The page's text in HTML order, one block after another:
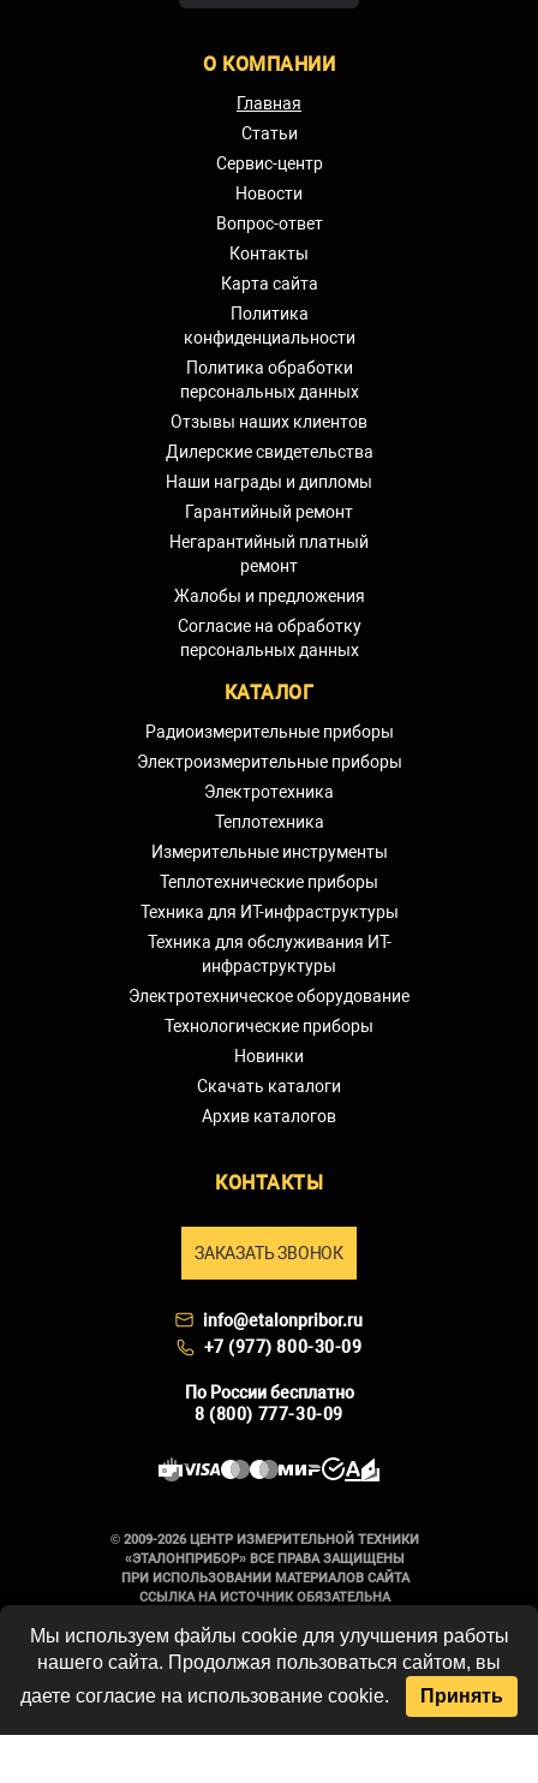
О КОМПАНИИ
Главная
Статьи
Сервис-центр
Новости
Вопрос-ответ
Контакты
Карта сайта
Политика
конфиденциальности
Политика обработки
персональных данных
Отзывы наших клиентов
Дилерские свидетельства
Наши награды и дипломы
Гарантийный ремонт
Негарантийный платный
ремонт
Жалобы и предложения
Согласие на обработку
персональных данных
КАТАЛОГ
Радиоизмерительные приборы
Электроизмерительные приборы
Электротехника
Теплотехника
Измерительные инструменты
Теплотехнические приборы
Техника для ИТ-инфраструктуры
Техника для обслуживания ИТ-
инфраструктуры
Электротехническое оборудование
Технологические приборы
Новинки
Скачать каталоги
Архив каталогов
КОНТАКТЫ
ЗАКАЗАТЬ ЗВОНОК
info@etalonpribor.ru
+7 (977) 800-30-09
По России бесплатно
8 (800) 777-30-09
© 2009-2026 ЦЕНТР ИЗМЕРИТЕЛЬНОЙ ТЕХНИКИ
«ЭТАЛОНПРИБОР» ВСЕ ПРАВА ЗАЩИЩЕНЫ
ПРИ ИСПОЛЬЗОВАНИИ МАТЕРИАЛОВ САЙТА
ССЫЛКА НА ИСТОЧНИК ОБЯЗАТЕЛЬНА
Вся информация на сайте носит
справочный характер и не является
публичной офертой, определяемой
положениями Статьи 437 Гражданского
Мы используем файлы cookie для улучшения работы
нашего сайта. Продолжая пользоваться сайтом, вы
даете согласие на использование cookie.
Принять